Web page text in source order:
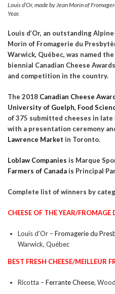
Louis d’Or, made by Jean Morin of
Year.
Louis d’Or, an outstanding
Morin of Fromagerie du
Warwick, Québec, was named
biennial Canadian Cheese
and competition in the country.
The 2018 Canadian Cheese
University of Guelph, Food
of 375 submitted cheeses in late
with a presentation ceremony
Lawrence Market in Toronto.
Loblaw Companies is Marque
Farmers of Canadais Principal
Complete list of winners by
CHEESE OF THE YEAR/FROMAGE
Louis d’Or –Fromagerie du
Warwick, Québec
BEST FRESH CHEESE/MEILLEUR
Ricotta –Ferrante Cheese,